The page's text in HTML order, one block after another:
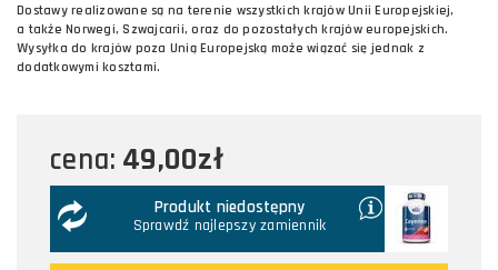
Dostawy realizowane są na terenie wszystkich krajów Unii Europejskiej,
a także Norwegi, Szwajcarii, oraz do pozostałych krajów europejskich.
Wysyłka do krajów poza Unią Europejską może wiązać się jednak z
dodatkowymi kosztami.
cena: 49,00zł
Produkt niedostępny
Sprawdź najlepszy zamiennik